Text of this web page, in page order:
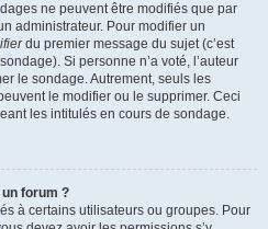
ne peuvent être modifiés que par
administrateur. Pour modifier un
du premier message du sujet (c’est
Si personne n’a voté, l’auteur
le sondage. Autrement, seuls les
le modifier ou le supprimer. Ceci
les intitulés en cours de sondage.
forum ?
à certains utilisateurs ou groupes. Pour